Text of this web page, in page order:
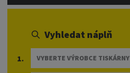
Vyhledat náplň
VYBERTE VÝROBCE TISKÁRNY
1.